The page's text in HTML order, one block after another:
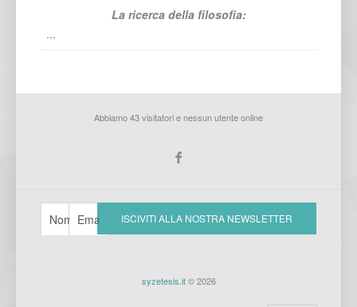
La ricerca della filosofia:
...
Abbiamo 43 visitatori e nessun utente online
syzetesis.it© 2026